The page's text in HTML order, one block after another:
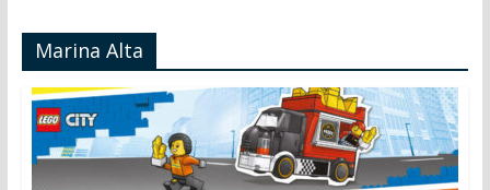
Marina Alta